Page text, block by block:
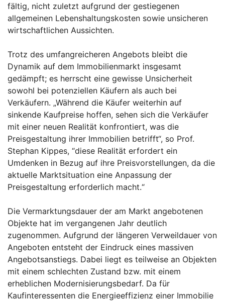
fältig, nicht zuletzt aufgrund der gestiegenen
allgemeinen Lebenshaltungskosten sowie unsicheren
wirtschaftlichen Aussichten.
Trotz des umfangreicheren Angebots bleibt die
Dynamik auf dem Immobilienmarkt insgesamt
gedämpft; es herrscht eine gewisse Unsicherheit
sowohl bei potenziellen Käufern als auch bei
Verkäufern. „Während die Käufer weiterhin auf
sinkende Kaufpreise hoffen, sehen sich die Verkäufer
mit einer neuen Realität konfrontiert, was die
Preisgestaltung ihrer Immobilien betrifft“, so Prof.
Stephan Kippes, “diese Realität erfordert ein
Umdenken in Bezug auf ihre Preisvorstellungen, da die
aktuelle Marktsituation eine Anpassung der
Preisgestaltung erforderlich macht.“
Die Vermarktungsdauer der am Markt angebotenen
Objekte hat im vergangenen Jahr deutlich
zugenommen. Aufgrund der längeren Verweildauer von
Angeboten entsteht der Eindruck eines massiven
Angebotsanstiegs. Dabei liegt es teilweise an Objekten
mit einem schlechten Zustand bzw. mit einem
erheblichen Modernisierungsbedarf. Da für
Kaufinteressenten die Energieeffizienz einer Immobilie